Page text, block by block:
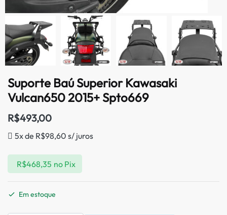
Suporte Baú Superior Kawasaki
Vulcan650 2015+ Spto669
R$493,00
5x de R$98,60 s/ juros
R$468,35 no Pix
Em estoque